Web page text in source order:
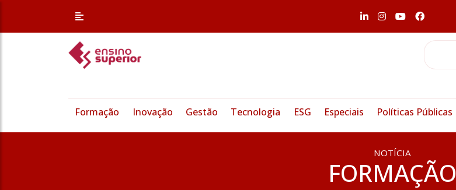
Formação Inovação Gestão Tecnologia ESG Especiais Políticas Públicas
NOTÍCIA
FORMAÇÃO